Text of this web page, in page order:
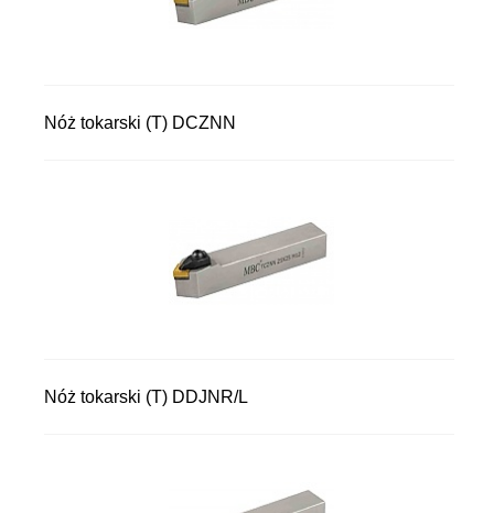
Nóż tokarski (T) DCZNN
Nóż tokarski (T) DDJNR/L